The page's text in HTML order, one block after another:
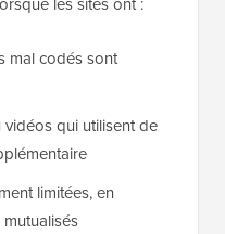
mal codés sont
qui utilisent de
limitées, en